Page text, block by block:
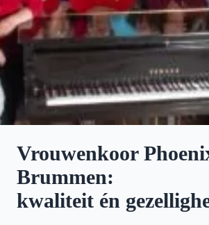
Vrouwenkoor
Brummen:
kwaliteit én